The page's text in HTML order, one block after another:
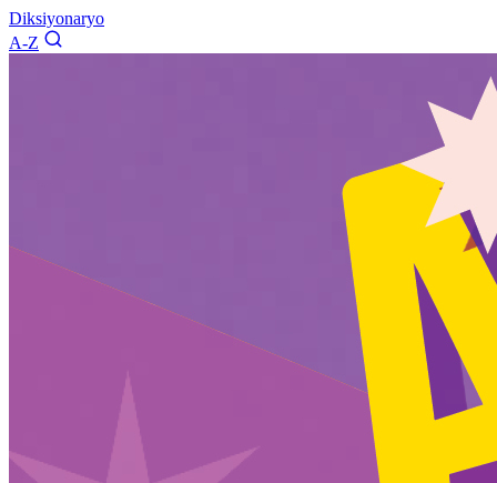
Diksiyonaryo
A-Z